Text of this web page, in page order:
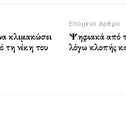
κλιμακώσει
τη νίκη του
Επόμενο άρθρο
Ψηφιακά από
λόγω κλοπής